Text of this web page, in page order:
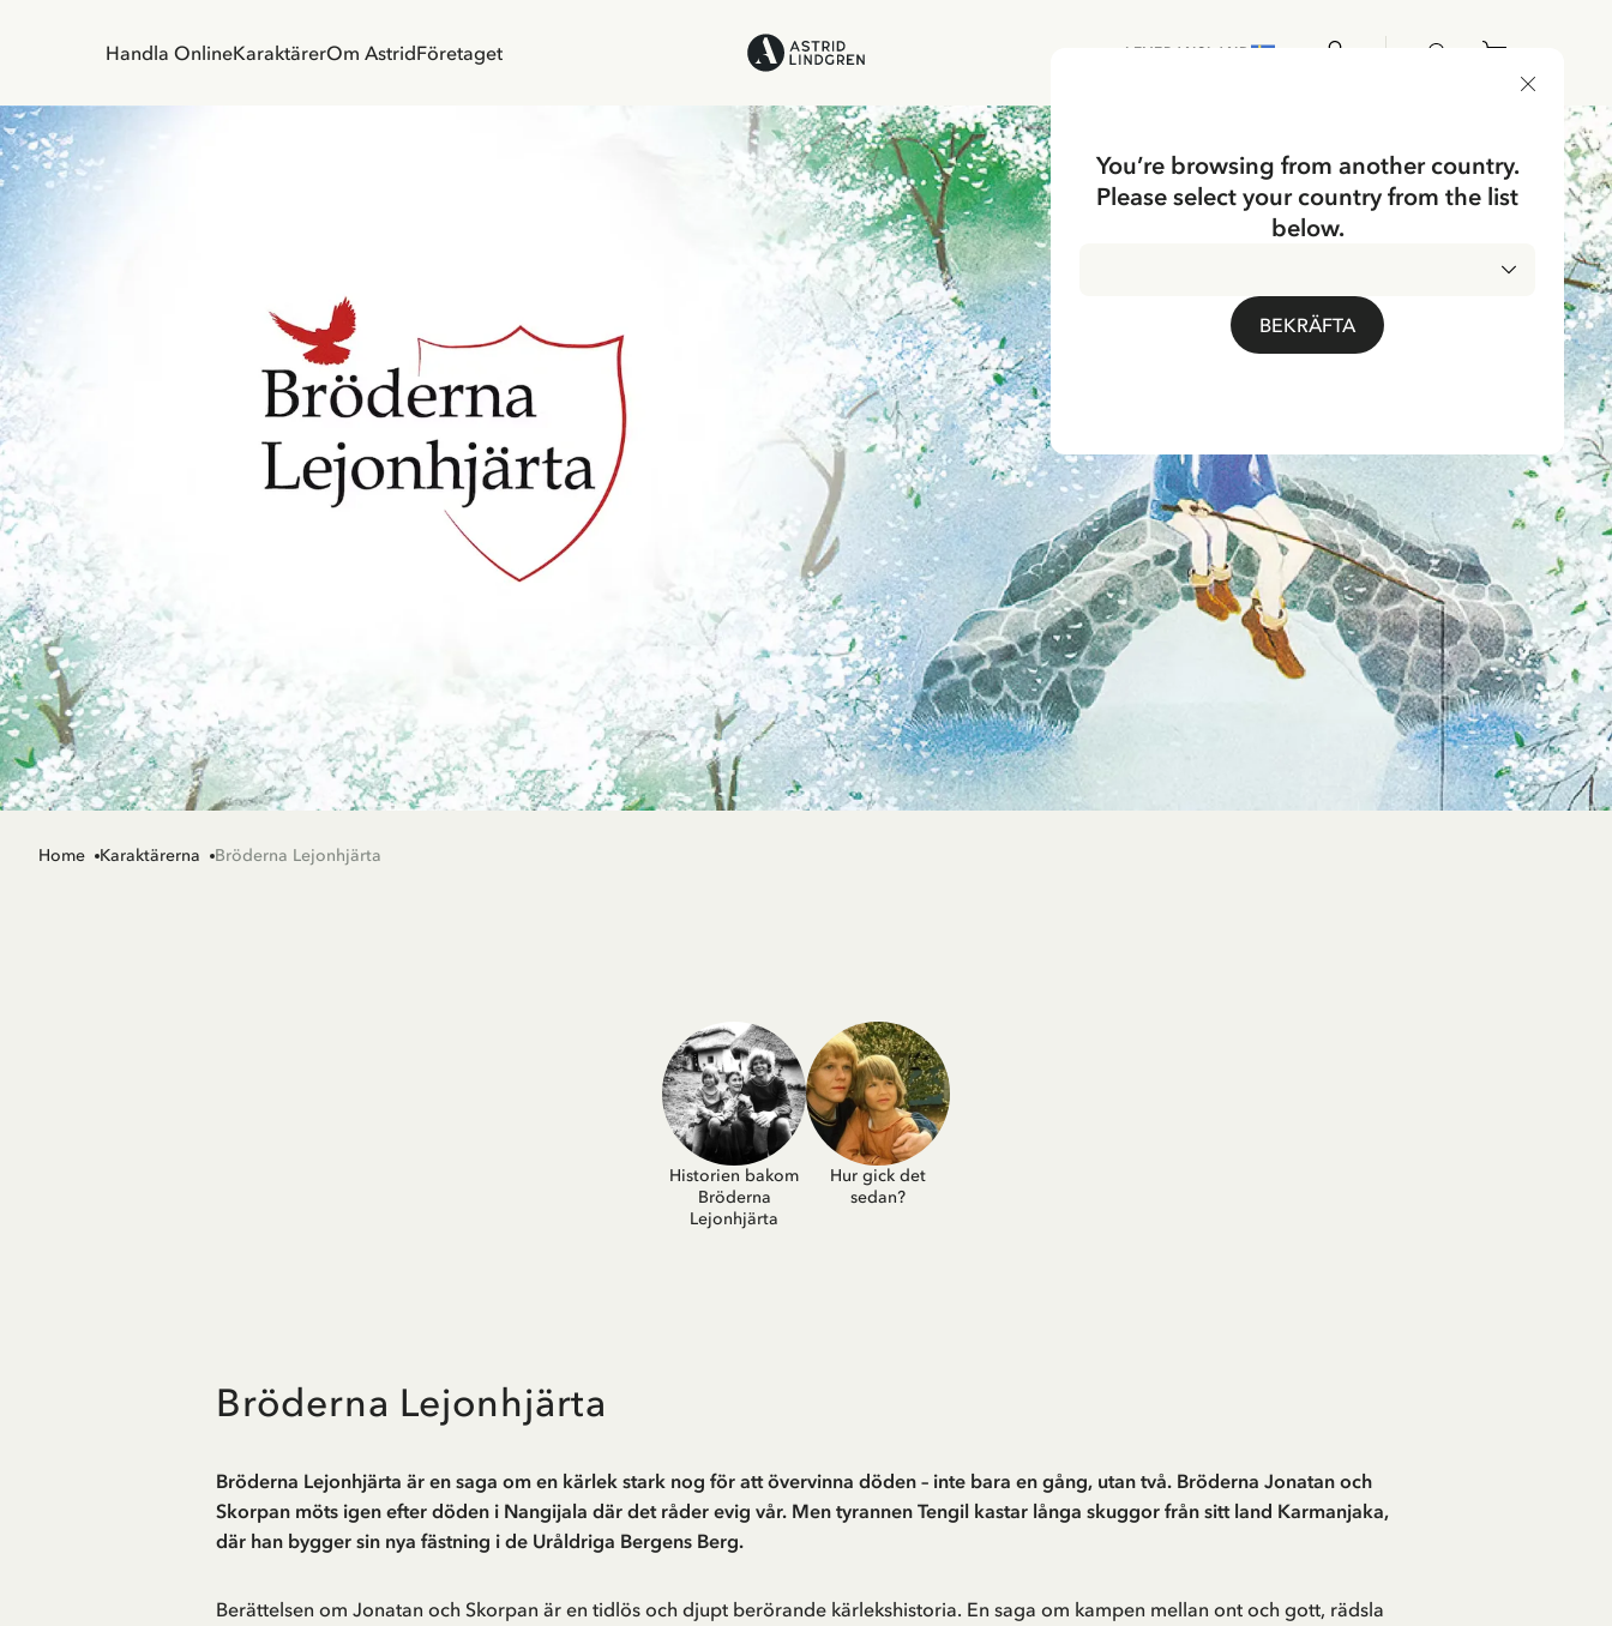
Handla OnlineKaraktärerOm AstridFöretaget LEVERANSLAND
Home Karaktärerna Bröderna Lejonhjärta
Historien bakom
Bröderna
Lejonhjärta
Hur gick det
sedan?
Bröderna Lejonhjärta
Bröderna Lejonhjärta är en saga om en kärlek stark nog för att övervinna döden – inte bara en gång, utan två. Bröderna Jonatan och
Skorpan möts igen efter döden i Nangijala där det råder evig vår. Men tyrannen Tengil kastar långa skuggor från sitt land Karmanjaka,
där han bygger sin nya fästning i de Uråldriga Bergens Berg.
Berättelsen om Jonatan och Skorpan är en tidlös och djupt berörande kärlekshistoria. En saga om kampen mellan ont och gott, rädsla
You’re browsing from another country.
Please select your country from the list
below.
BEKRÄFTA